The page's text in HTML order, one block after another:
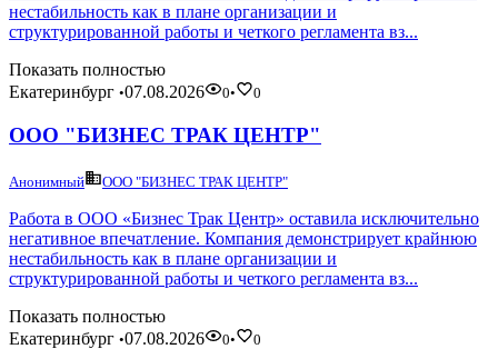
нестабильность как в плане организации и
структурированной работы и четкого регламента вз...
Показать полностью
Екатеринбург •07.08.2026 0• 0
ООО "БИЗНЕС ТРАК ЦЕНТР"
Анонимный ООО "БИЗНЕС ТРАК ЦЕНТР"
Работа в ООО «Бизнес Трак Центр» оставила исключительно
негативное впечатление. Компания демонстрирует крайнюю
нестабильность как в плане организации и
структурированной работы и четкого регламента вз...
Показать полностью
Екатеринбург •07.08.2026 0• 0